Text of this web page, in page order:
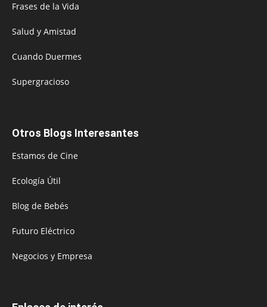
Frases de la Vida
Salud y Amistad
Cuando Duermes
Supergracioso
Otros Blogs Interesantes
Estamos de Cine
Ecología Útil
Blog de Bebés
Futuro Eléctrico
Negocios y Empresa